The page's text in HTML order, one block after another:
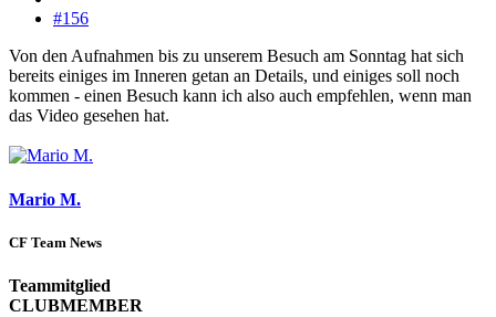
#156
Von den Aufnahmen bis zu unserem Besuch am Sonntag hat sich
bereits einiges im Inneren getan an Details, und einiges soll noch
kommen - einen Besuch kann ich also auch empfehlen, wenn man
das Video gesehen hat.
Mario M.
CF Team News
Teammitglied
CLUBMEMBER